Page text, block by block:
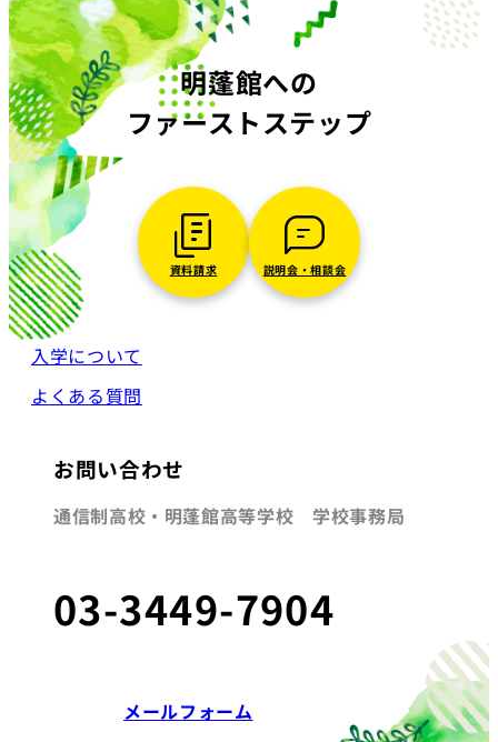
明蓬館への
ファーストステップ
資料請求 説明会・相談会
入学について
よくある質問
お問い合わせ
通信制高校・明蓬館高等学校 学校事務局
03-3449-7904
メールフォーム